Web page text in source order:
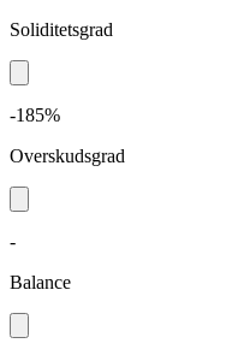
Soliditetsgrad
-185%
Overskudsgrad
-
Balance